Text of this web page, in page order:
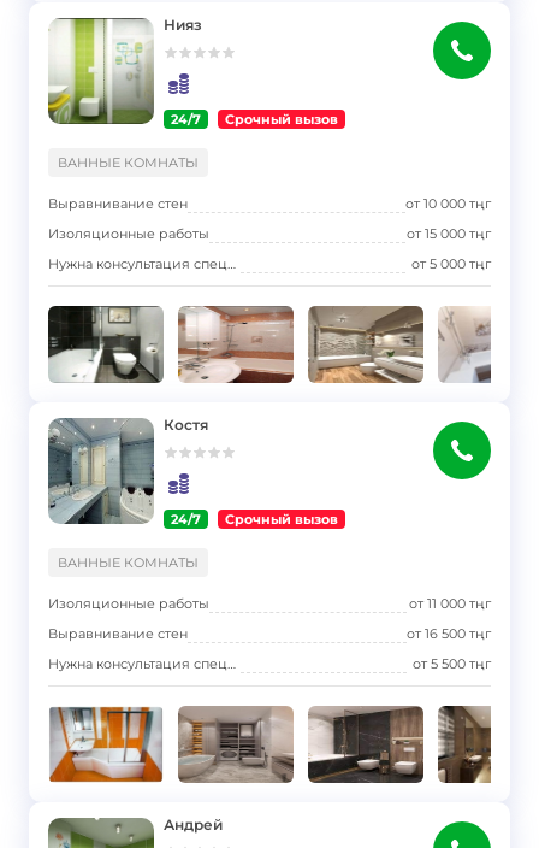
Нияз
24/7 Срочный вызов
ВАННЫЕ КОМНАТЫ
Выравнивание стен от10 000 тңг
Изоляционные работы
от15 000 тңг
Нужна консультация специалиста
от5 000 тңг
Костя
24/7 Срочный вызов
ВАННЫЕ КОМНАТЫ
Изоляционные работы от11 000 тңг
Выравнивание стен
от16 500 тңг
Нужна консультация специалиста
от5 500 тңг
Андрей